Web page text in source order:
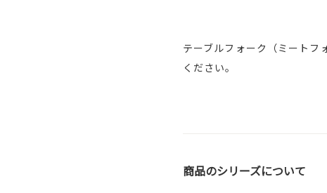
テーブルフォーク（ミートフ
ください。
商品のシリーズについて